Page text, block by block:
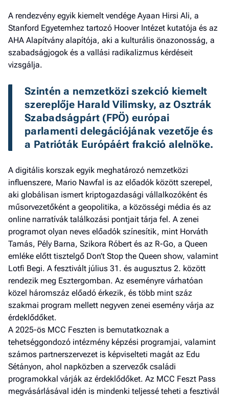
A rendezvény egyik kiemelt vendége Ayaan Hirsi Ali, a
Stanford Egyetemhez tartozó Hoover Intézet kutatója és az
AHA Alapítvány alapítója, aki a kulturális önazonosság, a
szabadságjogok és a vallási radikalizmus kérdéseit
vizsgálja.
Szintén a nemzetközi szekció kiemelt
szereplője Harald Vilimsky, az Osztrák
Szabadságpárt (FPÖ) európai
parlamenti delegációjának vezetője és
a Patrióták Európáért frakció alelnöke.
A digitális korszak egyik meghatározó nemzetközi
influenszere, Mario Nawfal is az előadók között szerepel,
aki globálisan ismert kriptogazdasági vállalkozóként és
műsorvezetőként a geopolitika, a közösségi média és az
online narratívák találkozási pontjait tárja fel. A zenei
programot olyan neves előadók színesítik, mint Horváth
Tamás, Pély Barna, Szikora Róbert és az R-Go, a Queen
emléke előtt tisztelgő Don’t Stop the Queen show, valamint
Lotfi Begi. A fesztivált július 31. és augusztus 2. között
rendezik meg Esztergomban. Az eseményre várhatóan
közel háromszáz előadó érkezik, és több mint száz
szakmai program mellett negyven zenei esemény várja az
érdeklődőket.
A 2025-ös MCC Feszten is bemutatkoznak a
tehetséggondozó intézmény képzési programjai, valamint
számos partnerszervezet is képviselteti magát az Edu
Sétányon, ahol napközben a szervezők családi
programokkal várják az érdeklődőket. Az MCC Feszt Pass
megvásárlásával idén is mindenki teljessé teheti a fesztivál